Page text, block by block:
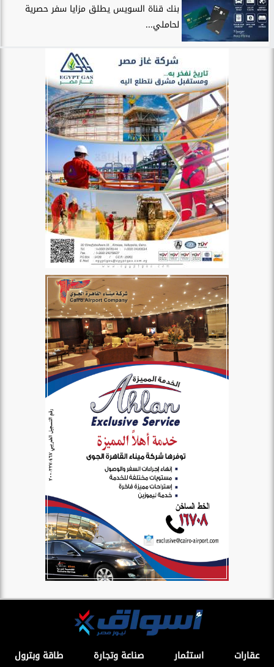
بنك قناة السويس يطلق مزايا سفر حصرية
لحاملي...
عقارات استثمار صناعة وتجارة طاقة وبترول